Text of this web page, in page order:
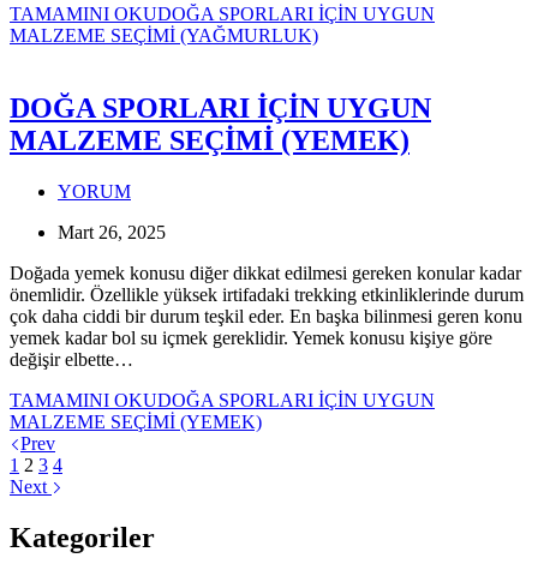
TAMAMINI OKUDOĞA SPORLARI İÇİN UYGUN
MALZEME SEÇİMİ (YAĞMURLUK)
DOĞA SPORLARI İÇİN UYGUN
MALZEME SEÇİMİ (YEMEK)
YORUM
Mart 26, 2025
Doğada yemek konusu diğer dikkat edilmesi gereken konular kadar
önemlidir. Özellikle yüksek irtifadaki trekking etkinliklerinde durum
çok daha ciddi bir durum teşkil eder. En başka bilinmesi geren konu
yemek kadar bol su içmek gereklidir. Yemek konusu kişiye göre
değişir elbette…
TAMAMINI OKUDOĞA SPORLARI İÇİN UYGUN
MALZEME SEÇİMİ (YEMEK)
Prev
1 2 3 4
Next
Kategoriler